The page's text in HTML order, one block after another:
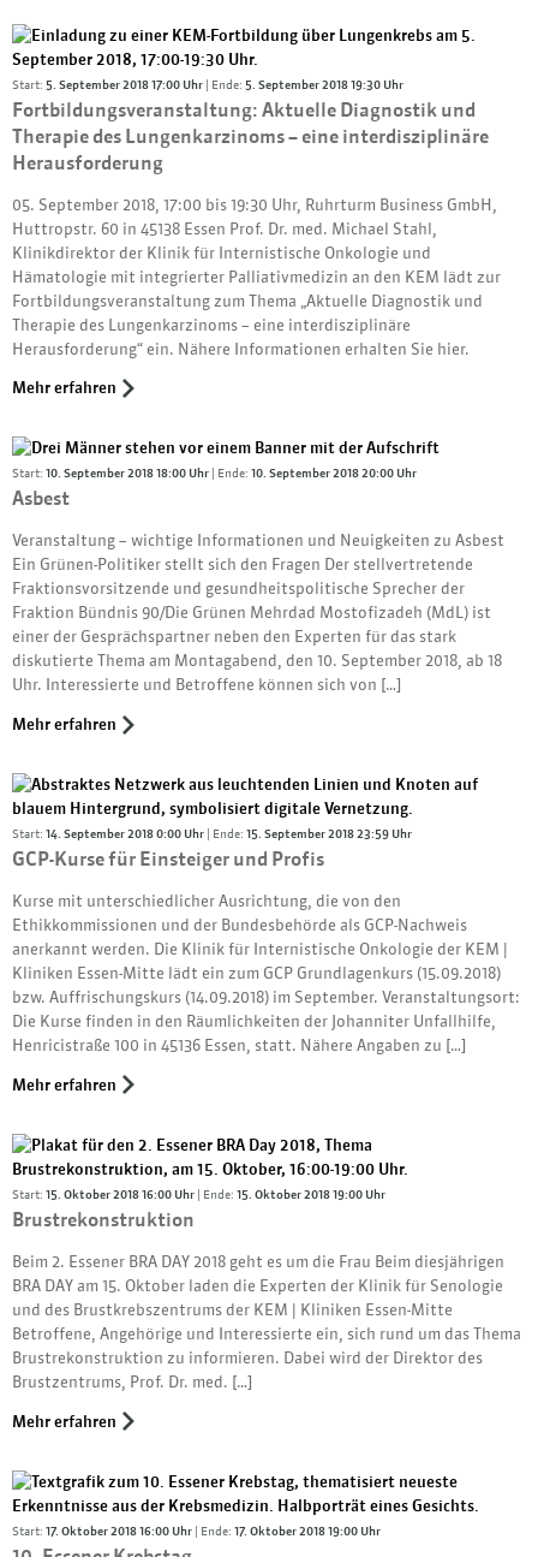
Start: 5. September 2018 17:00 Uhr | Ende: 5. September 2018 19:30 Uhr
Fortbildungsveranstaltung: Aktuelle Diagnostik und
Therapie des Lungenkarzinoms – eine interdisziplinäre
Herausforderung
05. September 2018, 17:00 bis 19:30 Uhr, Ruhrturm Business GmbH,
Huttropstr. 60 in 45138 Essen Prof. Dr. med. Michael Stahl,
Klinikdirektor der Klinik für Internistische Onkologie und
Hämatologie mit integrierter Palliativmedizin an den KEM lädt zur
Fortbildungsveranstaltung zum Thema „Aktuelle Diagnostik und
Therapie des Lungenkarzinoms – eine interdisziplinäre
Herausforderung“ ein. Nähere Informationen erhalten Sie hier.
Mehr erfahren
Start: 10. September 2018 18:00 Uhr | Ende: 10. September 2018 20:00 Uhr
Asbest
Veranstaltung – wichtige Informationen und Neuigkeiten zu Asbest
Ein Grünen-Politiker stellt sich den Fragen Der stellvertretende
Fraktionsvorsitzende und gesundheitspolitische Sprecher der
Fraktion Bündnis 90/Die Grünen Mehrdad Mostofizadeh (MdL) ist
einer der Gesprächspartner neben den Experten für das stark
diskutierte Thema am Montagabend, den 10. September 2018, ab 18
Uhr. Interessierte und Betroffene können sich von […]
Mehr erfahren
Start: 14. September 2018 0:00 Uhr | Ende: 15. September 2018 23:59 Uhr
GCP-Kurse für Einsteiger und Profis
Kurse mit unterschiedlicher Ausrichtung, die von den
Ethikkommissionen und der Bundesbehörde als GCP-Nachweis
anerkannt werden. Die Klinik für Internistische Onkologie der KEM |
Kliniken Essen-Mitte lädt ein zum GCP Grundlagenkurs (15.09.2018)
bzw. Auffrischungskurs (14.09.2018) im September. Veranstaltungsort:
Die Kurse finden in den Räumlichkeiten der Johanniter Unfallhilfe,
Henricistraße 100 in 45136 Essen, statt. Nähere Angaben zu […]
Mehr erfahren
Start: 15. Oktober 2018 16:00 Uhr | Ende: 15. Oktober 2018 19:00 Uhr
Brustrekonstruktion
Beim 2. Essener BRA DAY 2018 geht es um die Frau Beim diesjährigen
BRA DAY am 15. Oktober laden die Experten der Klinik für Senologie
und des Brustkrebszentrums der KEM | Kliniken Essen-Mitte
Betroffene, Angehörige und Interessierte ein, sich rund um das Thema
Brustrekonstruktion zu informieren. Dabei wird der Direktor des
Brustzentrums, Prof. Dr. med. […]
Mehr erfahren
Start: 17. Oktober 2018 16:00 Uhr | Ende: 17. Oktober 2018 19:00 Uhr